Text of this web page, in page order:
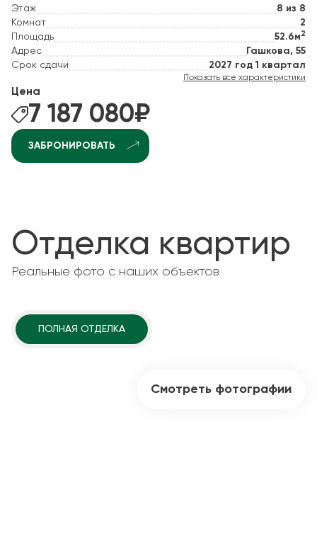
Этаж
8 из 8
Комнат
2
Площадь
52.6м 2
Адрес
Гашкова, 55
Срок сдачи
2027 год 1 квартал
Показать все характеристики
Цена
7 187 080₽
ЗАБРОНИРОВАТЬ
Отделка квартир
Реальные фото с наших объектов
ПОЛНАЯ ОТДЕЛКА
Смотреть фотографии